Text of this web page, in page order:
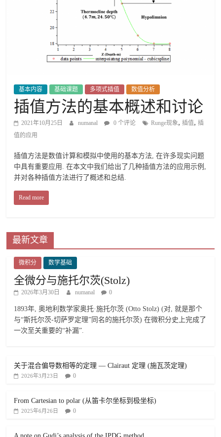
基本内容 基础课题 多项式插值 数值分析
插值方法的基本概述和讨论
2021年10月25日 numanal 0 个评论 Runge现象,插值,插
值的应用
插值方法是数值计算和模拟中使用的基本方法, 在许多现实问题
中具有重要应用. 在本文中我们给出了几种插值方法的应用示例,
并对各种插值方法进行了概述和总结.
Read more
最新文章
微积分 数学基础
全微分与施托尔茨(Stolz)
2026年3月30日 numanal 0
1893年, 奥地利数学家奥托·施托尔茨 (Otto Stolz) (对, 就是那个
与“斯托尔茨-切萨罗定理”同名的施托尔茨) 在微积分史上完成了
一次至关重要的“补漏”.
关于混合偏导数相等的定理 — Clairaut 定理 (施瓦茨定理)
2026年3月23日 0
From Cartesian to polar (从笛卡尔坐标到极坐标)
2025年6月26日 0